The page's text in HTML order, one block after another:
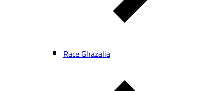
Race Ghazalia